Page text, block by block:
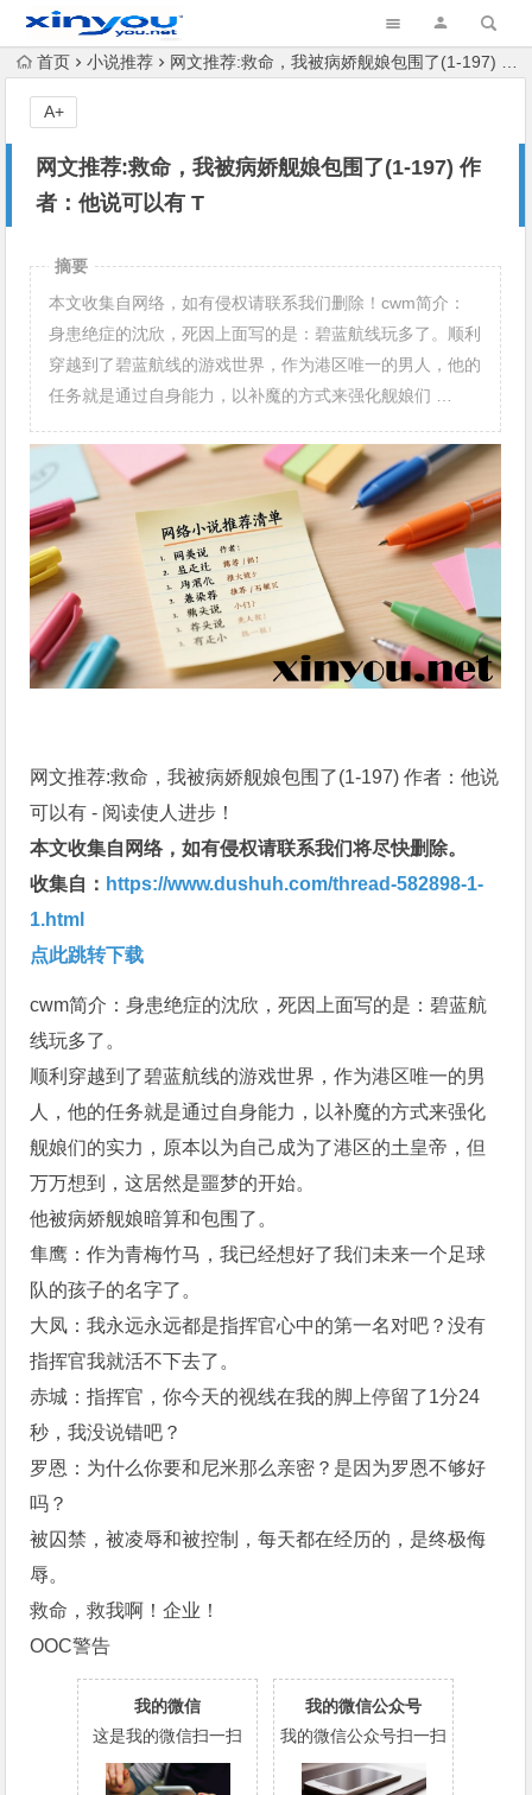
首页 小说推荐 网文推荐:救命，我被病娇舰娘包围了(1-197) 作者：他说可以有 T
网文推荐:救命，我被病娇舰娘包围了(1-197) 作
者：他说可以有 T
A+
摘要
本文收集自网络，如有侵权请联系我们删除！cwm简介：
身患绝症的沈欣，死因上面写的是：碧蓝航线玩多了。顺利
穿越到了碧蓝航线的游戏世界，作为港区唯一的男人，他的
任务就是通过自身能力，以补魔的方式来强化舰娘们 …
网文推荐:救命，我被病娇舰娘包围了(1-197) 作者：他说
可以有 - 阅读使人进步！
本文收集自网络，如有侵权请联系我们将尽快删除。
收集自： https://www.dushuh.com/thread-582898-1-
1.html
点此跳转下载
cwm简介：身患绝症的沈欣，死因上面写的是：碧蓝航
线玩多了。
顺利穿越到了碧蓝航线的游戏世界，作为港区唯一的男
人，他的任务就是通过自身能力，以补魔的方式来强化
舰娘们的实力，原本以为自己成为了港区的土皇帝，但
万万想到，这居然是噩梦的开始。
他被病娇舰娘暗算和包围了。
隼鹰：作为青梅竹马，我已经想好了我们未来一个足球
队的孩子的名字了。
大凤：我永远永远都是指挥官心中的第一名对吧？没有
指挥官我就活不下去了。
赤城：指挥官，你今天的视线在我的脚上停留了1分24
秒，我没说错吧？
罗恩：为什么你要和尼米那么亲密？是因为罗恩不够好
吗？
被囚禁，被凌辱和被控制，每天都在经历的，是终极侮
辱。
救命，救我啊！企业！
OOC警告
我的微信
这是我的微信扫一扫
我的微信公众号
我的微信公众号扫一扫